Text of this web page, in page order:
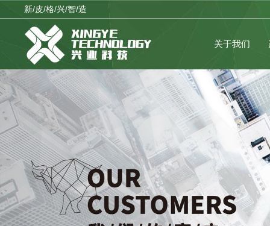
新/皮/格/兴/智/造
关于我们
公司品牌 公司战略 企业架构
临时公告 理性投资 公司制度